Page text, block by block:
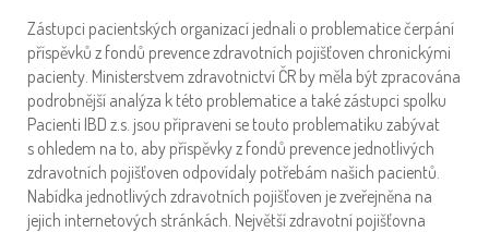
Zástupci pacientských organizací jednali o problematice čerpání
příspěvků z fondů prevence zdravotních pojišťoven chronickými
pacienty. Ministerstvem zdravotnictví ČR by měla být zpracována
podrobnější analýza k této problematice a také zástupci spolku
Pacienti IBD z.s. jsou připraveni se touto problematiku zabývat
s ohledem na to, aby příspěvky z fondů prevence jednotlivých
zdravotních pojišťoven odpovídaly potřebám našich pacientů.
Nabídka jednotlivých zdravotních pojišťoven je zveřejněna na
jejich internetových stránkách. Největší zdravotní pojišťovna